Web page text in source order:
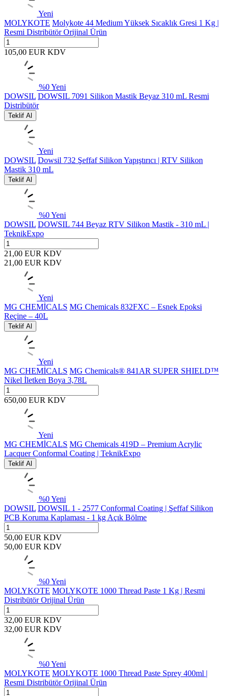
Yeni
MOLYKOTE Molykote 44 Medium Yüksek Sıcaklık Gresi 1 Kg |
Resmi Distribütör Orijinal Ürün
105,00 EUR KDV
%0Yeni
DOWSIL DOWSIL 7091 Silikon Mastik Beyaz 310 mL Resmi
Distribütör
Teklif Al
Yeni
DOWSIL Dowsil 732 Şeffaf Silikon Yapıştırıcı | RTV Silikon
Mastik 310 mL
Teklif Al
%0Yeni
DOWSIL DOWSIL 744 Beyaz RTV Silikon Mastik - 310 mL |
TeknikExpo
21,00 EUR KDV
21,00 EUR KDV
Yeni
MG CHEMİCALS MG Chemicals 832FXC – Esnek Epoksi
Reçine – 40L
Teklif Al
Yeni
MG CHEMİCALS MG Chemicals® 841AR SUPER SHIELD™
Nikel İletken Boya 3,78L
650,00 EUR KDV
Yeni
MG CHEMİCALS MG Chemicals 419D – Premium Acrylic
Lacquer Conformal Coating | TeknikExpo
Teklif Al
%0Yeni
DOWSIL DOWSIL 1 - 2577 Conformal Coating | Şeffaf Silikon
PCB Koruma Kaplaması - 1 kg Açık Bölme
50,00 EUR KDV
50,00 EUR KDV
%0Yeni
MOLYKOTE MOLYKOTE 1000 Thread Paste 1 Kg | Resmi
Distribütör Orijinal Ürün
32,00 EUR KDV
32,00 EUR KDV
%0Yeni
MOLYKOTE MOLYKOTE 1000 Thread Paste Sprey 400ml |
Resmi Distribütör Orijinal Ürün